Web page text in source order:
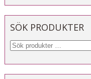
SÖK PRODUKTER